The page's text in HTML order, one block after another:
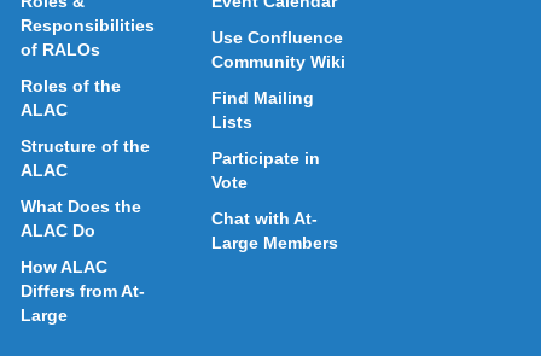
Responsibilities
of RALOs
Roles of the
ALAC
Structure of the
ALAC
What Does the
ALAC Do
How ALAC
Differs from At-
Large
Use Confluence
Community Wiki
Find Mailing
Lists
Participate in
Vote
Chat with At-
Large Members